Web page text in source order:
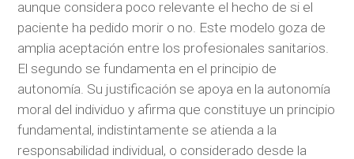
aunque considera poco relevante el hecho de si el
paciente ha pedido morir o no. Este modelo goza de
amplia aceptación entre los profesionales sanitarios.
El segundo se fundamenta en el principio de
autonomía. Su justificación se apoya en la autonomía
moral del individuo y afirma que constituye un principio
fundamental, indistintamente se atienda a la
responsabilidad individual, o considerado desde la